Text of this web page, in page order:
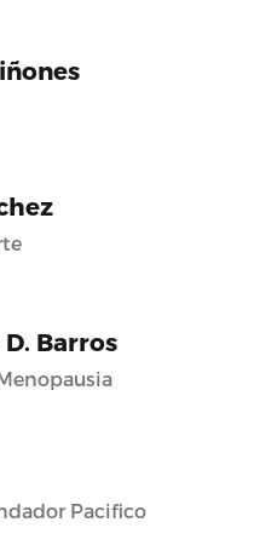
Barros
Pacifico